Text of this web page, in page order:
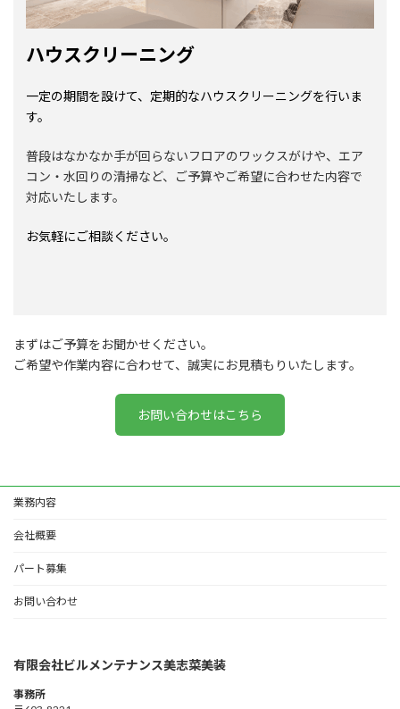
ハウスクリーニング
一定の期間を設けて、定期的なハウスクリーニングを行いま
す。
普段はなかなか手が回らないフロアのワックスがけや、エア
コン・水回りの清掃など、ご予算やご希望に合わせた内容で
対応いたします。
お気軽にご相談ください。
まずはご予算をお聞かせください。
ご希望や作業内容に合わせて、誠実にお見積もりいたします。
お問い合わせはこちら
業務内容
会社概要
パート募集
お問い合わせ
有限会社ビルメンテナンス美志菜美装
事務所